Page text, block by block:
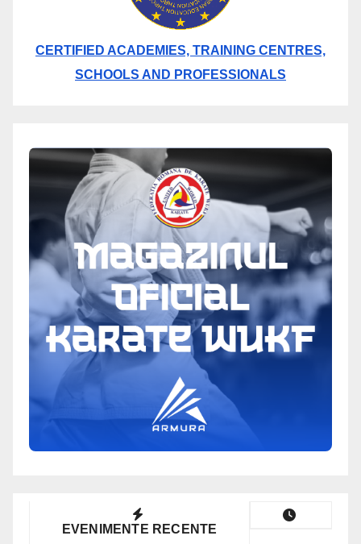
CERTIFIED ACADEMIES, TRAINING CENTRES,
SCHOOLS AND PROFESSIONALS
EVENIMENTE RECENTE